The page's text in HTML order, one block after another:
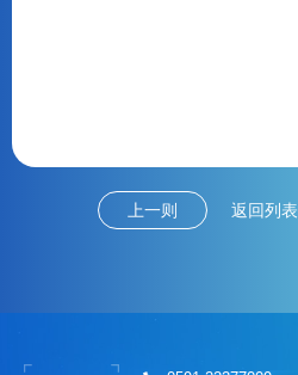
上一则 返回列表